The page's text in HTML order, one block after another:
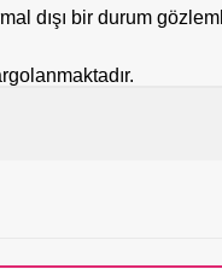
dışı bir durum